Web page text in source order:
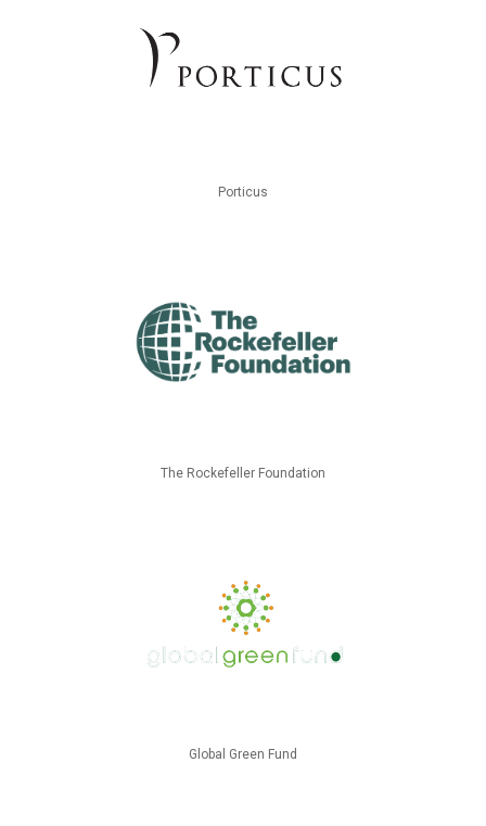
Porticus
The Rockefeller Foundation
Global Green Fund